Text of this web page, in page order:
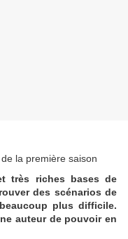
très riches bases de
des scénarios de
plus difficile.
auteur de pouvoir en